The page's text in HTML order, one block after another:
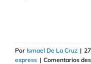
Por Ismael De La Cruz |
express | Comentarios